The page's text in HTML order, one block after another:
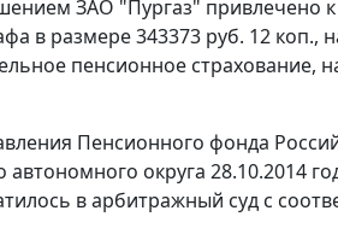
ЗАО "Пургаз" привлечено
в размере 343373 руб. 12
пенсионное страхование,
Пенсионного фонда
округа 28.10.2014
в арбитражный суд с